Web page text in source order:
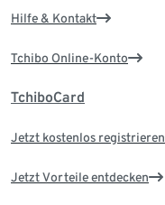
Hilfe & Kontakt
Tchibo Online-Konto
TchiboCard
Jetzt kostenlos registrieren
Jetzt Vorteile entdecken